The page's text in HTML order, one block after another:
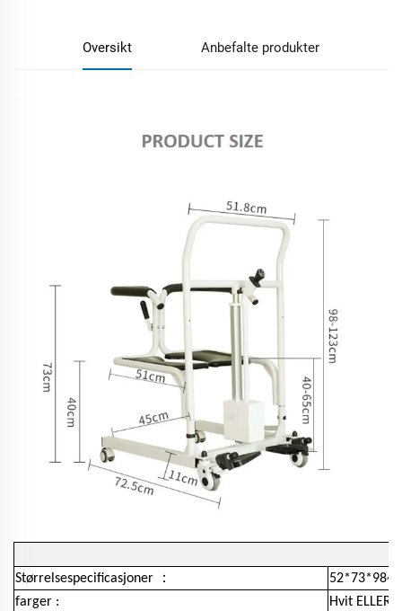
Oversikt Anbefalte produkter
Størrelsespecificasjoner ：
farger :
Hvit ELLER